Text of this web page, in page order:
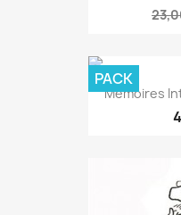
Mémoires
PACK